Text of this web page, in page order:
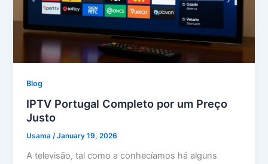
Blog
IPTV Portugal Completo por um Preço
Justo
Usama/January 19, 2026
A televisão, tal como a conhecíamos há alguns